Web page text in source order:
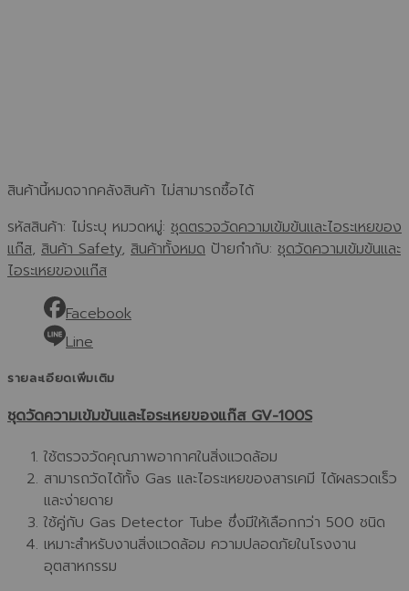
สินค้านี้หมดจากคลังสินค้า ไม่สามารถซื้อได้
รหัสสินค้า: ไม่ระบุ หมวดหมู่: ชุดตรวจวัดความเข้มข้นและไอระเหยของ
แก๊ส, สินค้า Safety, สินค้าทั้งหมด ป้ายกำกับ: ชุดวัดความเข้มข้นและ
ไอระเหยของแก๊ส
Facebook
Line
รายละเอียดเพิ่มเติม
ชุดวัดความเข้มข้นและไอระเหยของแก๊ส GV-100S
ใช้ตรวจวัดคุณภาพอากาศในสิ่งแวดล้อม
สามารถวัดได้ทั้ง Gas และไอระเหยของสารเคมี ได้ผลรวดเร็ว
และง่ายดาย
ใช้คู่กับ Gas Detector Tube ซึ่งมีให้เลือกกว่า 500 ชนิด
เหมาะสำหรับงานสิ่งแวดล้อม ความปลอดภัยในโรงงาน
อุตสาหกรรม